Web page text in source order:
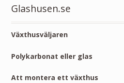
Glashusen.se
Växthusväljaren
Polykarbonat eller glas
Att montera ett växthus